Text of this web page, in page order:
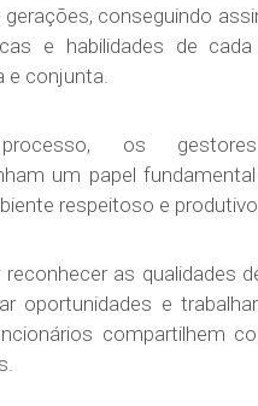
conseguindo
e habilidades de
e conjunta.
os
um papel
respeitoso e
reconhecer as qualidades
oportunidades e
compartilhem